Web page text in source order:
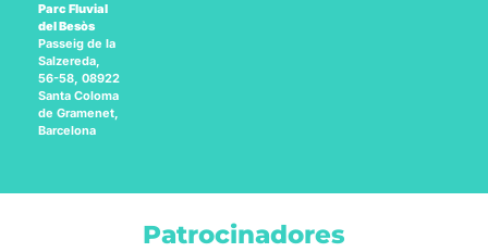
Parc Fluvial
del Besòs
Passeig de la
Salzereda,
56-58, 08922
Santa Coloma
de Gramenet,
Barcelona
Patrocinadores